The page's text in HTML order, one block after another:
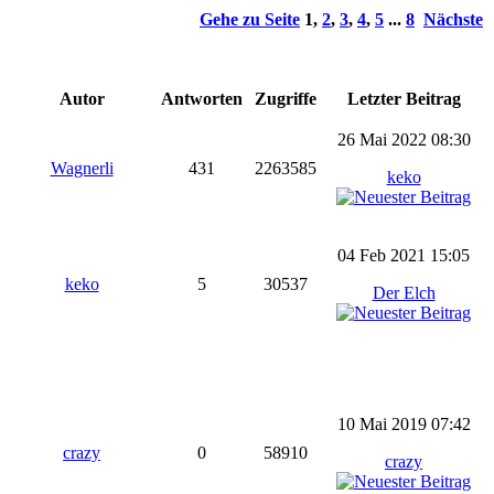
Gehe zu Seite 1, 2, 3, 4, 5 ... 8 Nächste
Autor Antworten Zugriffe Letzter Beitrag
Wagnerli 431 2263585
26 Mai 2022 08:30
keko
keko 5 30537
04 Feb 2021 15:05
Der Elch
crazy 0 58910
10 Mai 2019 07:42
crazy